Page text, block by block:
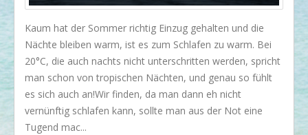
Enjoy!
Events
Lässige Möbel
Must have
Kaum hat der Sommer richtig Einzug gehalten und die
Nächte bleiben warm, ist es zum Schlafen zu warm. Bei
20°C, die auch nachts nicht unterschritten werden, spricht
man schon von tropischen Nächten, und genau so fühlt
es sich auch an!Wir finden, da man dann eh nicht
vernünftig schlafen kann, sollte man aus der Not eine
Tugend mac...